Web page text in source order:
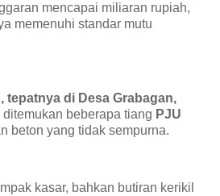
mencapai miliaran rupiah,
memenuhi standar mutu
tepatnya di Desa Grabagan,
ditemukan beberapa tiang PJU
beton yang tidak sempurna.
kasar, bahkan butiran kerikil